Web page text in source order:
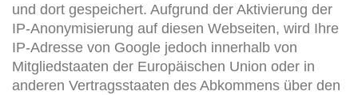
und dort gespeichert. Aufgrund der Aktivierung der
IP-Anonymisierung auf diesen Webseiten, wird Ihre
IP-Adresse von Google jedoch innerhalb von
Mitgliedstaaten der Europäischen Union oder in
anderen Vertragsstaaten des Abkommens über den